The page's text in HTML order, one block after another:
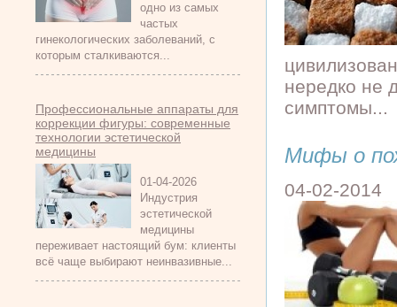
одно из самых
частых
гинекологических заболеваний, с
которым сталкиваются...
Профессиональные аппараты для
коррекции фигуры: современные
технологии эстетической
медицины
01-04-2026
Индустрия
эстетической
медицины
переживает настоящий бум: клиенты
всё чаще выбирают неинвазивные...
нередко не
симптомы...
Мифы о
04-02-2014